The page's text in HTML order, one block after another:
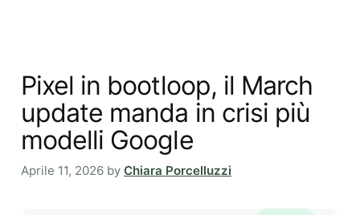
Pixel in bootloop, il March
update manda in crisi più
modelli Google
Aprile 11, 2026 by Chiara Porcelluzzi